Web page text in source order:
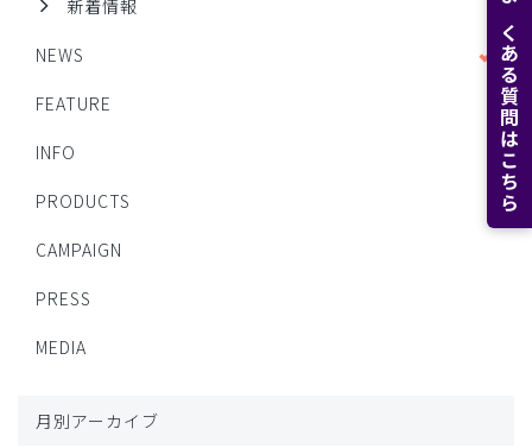
よくある質問はこちら
新着情報
NEWS
FEATURE
INFO
PRODUCTS
CAMPAIGN
PRESS
MEDIA
月別アーカイブ